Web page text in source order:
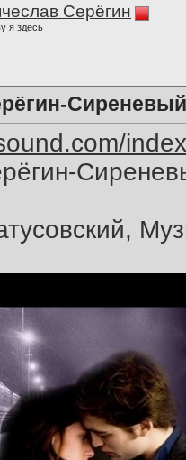
Серёгин
я здесь